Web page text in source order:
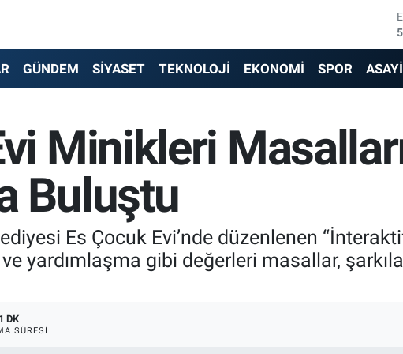
GÜNDEM SİYASET TEKNOLOJİ EKONOMİ SPOR
Minikleri
Buluştu
Es Çocuk Evi’nde düzenlenen
yardımlaşma gibi değerleri masallar,
1 DK
SÜRESI